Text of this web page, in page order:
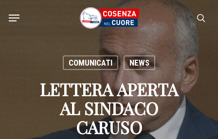
Menu
COMUNICATI NEWS
LETTERA APERTA
AL SINDACO
CARUSO